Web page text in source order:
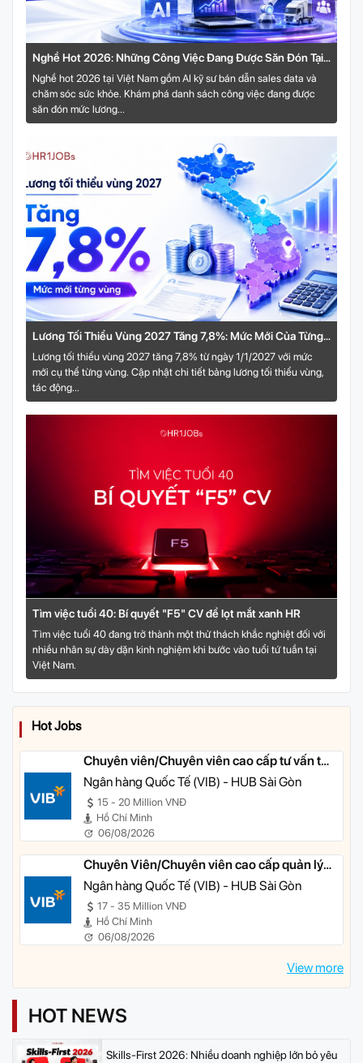
Nghề Hot 2026: Những Công Việc Đang Được Săn Đón Tại
Việt Nam
Nghề hot 2026 tại Việt Nam gồm AI kỹ sư bán dẫn sales data và
chăm sóc sức khỏe. Khám phá danh sách công việc đang được
săn đón mức lương...
Lương Tối Thiểu Vùng 2027 Tăng 7,8%: Mức Mới Của Từng
Vùng
Lương tối thiểu vùng 2027 tăng 7,8% từ ngày 1/1/2027 với mức
mới cụ thể từng vùng. Cập nhật chi tiết bảng lương tối thiểu vùng,
tác động...
Tìm việc tuổi 40: Bí quyết "F5" CV để lọt mắt xanh HR
Tìm việc tuổi 40 đang trở thành một thử thách khắc nghiệt đối với
nhiều nhân sự dày dặn kinh nghiệm khi bước vào tuổi tứ tuần tại
Việt Nam.
Hot Jobs
Chuyên viên/Chuyên viên cao cấp tư vấn tài
chính cá nhân
Ngân hàng Quốc Tế (VIB) - HUB Sài Gòn
15 - 20 Million VNĐ
Hồ Chí Minh
06/08/2026
Chuyên Viên/Chuyên viên cao cấp quản lý
khách hàng ưu tiên
Ngân hàng Quốc Tế (VIB) - HUB Sài Gòn
17 - 35 Million VNĐ
Hồ Chí Minh
06/08/2026
View more
HOT NEWS
Skills-First 2026: Nhiều doanh nghiệp lớn bỏ yêu